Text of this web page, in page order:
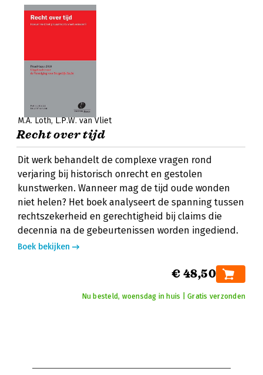
M.A. Loth L.P.W. van Vliet
Recht over tijd
Dit werk behandelt de complexe vragen rond
verjaring bij historisch onrecht en gestolen
kunstwerken. Wanneer mag de tijd oude wonden
niet helen? Het boek analyseert de spanning tussen
rechtszekerheid en gerechtigheid bij claims die
decennia na de gebeurtenissen worden ingediend.
Boek bekijken
€ 48,50
Nu besteld, woensdag in huis | Gratis verzonden